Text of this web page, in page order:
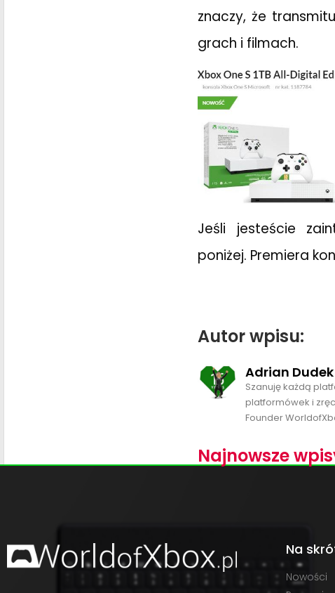
znaczy, że
grach i filmach.
Jeśli jesteście
poniżej. Premiera
Autor wpisu:
Adrian Dudek
Szanuję każdą
platformówek i
Founder
Najnowsze
Na
Nowości